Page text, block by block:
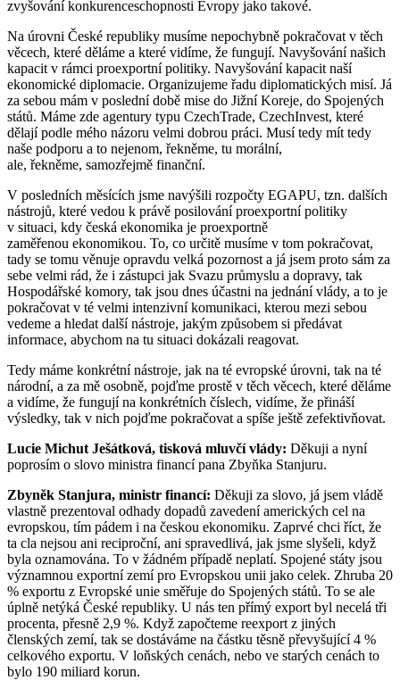
zvyšování konkurenceschopnosti Evropy jako takové.
Na úrovni České republiky musíme nepochybně pokračovat v těch
věcech, které děláme a které vidíme, že fungují. Navyšování našich
kapacit v rámci proexportní politiky. Navyšování kapacit naší
ekonomické diplomacie. Organizujeme řadu diplomatických misí. Já
za sebou mám v poslední době mise do Jižní Koreje, do Spojených
států. Máme zde agentury typu CzechTrade, CzechInvest, které
dělají podle mého názoru velmi dobrou práci. Musí tedy mít tedy
naše podporu a to nejenom, řekněme, tu morální,
ale, řekněme, samozřejmě finanční.
V posledních měsících jsme navýšili rozpočty EGAPU, tzn. dalších
nástrojů, které vedou k právě posilování proexportní politiky
v situaci, kdy česká ekonomika je proexportně
zaměřenou ekonomikou. To, co určitě musíme v tom pokračovat,
tady se tomu věnuje opravdu velká pozornost a já jsem proto sám za
sebe velmi rád, že i zástupci jak Svazu průmyslu a dopravy, tak
Hospodářské komory, tak jsou dnes účastni na jednání vlády, a to je
pokračovat v té velmi intenzivní komunikaci, kterou mezi sebou
vedeme a hledat další nástroje, jakým způsobem si předávat
informace, abychom na tu situaci dokázali reagovat.
Tedy máme konkrétní nástroje, jak na té evropské úrovni, tak na té
národní, a za mě osobně, pojďme prostě v těch věcech, které děláme
a vidíme, že fungují na konkrétních číslech, vidíme, že přináší
výsledky, tak v nich pojďme pokračovat a spíše ještě zefektivňovat.
Lucie Michut Ješátková, tisková mluvčí vlády: Děkuji a nyní
poprosím o slovo ministra financí pana Zbyňka Stanjuru.
Zbyněk Stanjura, ministr financí: Děkuji za slovo, já jsem vládě
vlastně prezentoval odhady dopadů zavedení amerických cel na
evropskou, tím pádem i na českou ekonomiku. Zaprvé chci říct, že
ta cla nejsou ani reciproční, ani spravedlivá, jak jsme slyšeli, když
byla oznamována. To v žádném případě neplatí. Spojené státy jsou
významnou exportní zemí pro Evropskou unii jako celek. Zhruba 20
% exportu z Evropské unie směřuje do Spojených států. To se ale
úplně netýká České republiky. U nás ten přímý export byl necelá tři
procenta, přesně 2,9 %. Když započteme reexport z jiných
členských zemí, tak se dostáváme na částku těsně převyšující 4 %
celkového exportu. V loňských cenách, nebo ve starých cenách to
bylo 190 miliard korun.